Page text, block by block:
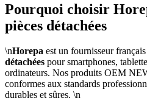
Pourquoi choisir
pièces détachées
\nHorepa est un fournisseur
détachées pour smartphones,
ordinateurs. Nos produits OEM
conformes aux standards
durables et sûres. \n